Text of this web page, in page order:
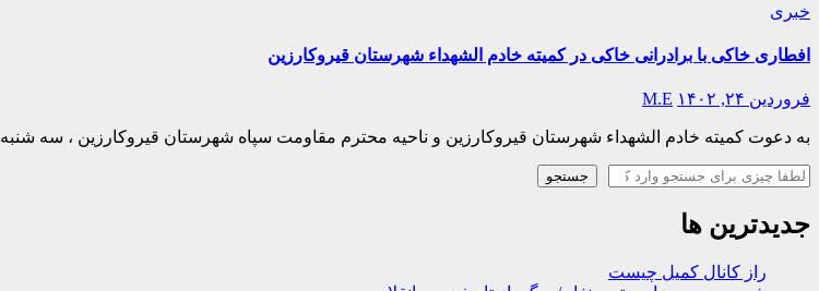
خبری
افطاری خاکی با برادرانی خاکی در کمیته خادم الشهداء شهرستان قیروکارزین
فروردین ۲۴, ۱۴۰۲ M.E
به دعوت کمیته خادم الشهداء شهرستان قیروکارزین و ناحیه محترم مقاومت سپاه شهرستان قیروکارزین ، سه شنبه ۲۲ فروردین ماه ۱۴۰۲ مصادف با شب ۲۱ رمضان و دومین شب قدر…
جستجو
جستجو
جدیدترین ها
راز کانال کمیل چیست